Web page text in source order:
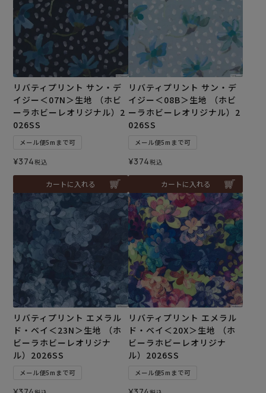
リバティプリント サン・デ
イジー＜07N＞生地 （ホビ
ーラホビーレオリジナル）2
026SS
メール便5mまで可
¥374税込
カートに入れる
リバティプリント サン・デ
イジー＜08B＞生地 （ホビ
ーラホビーレオリジナル）2
026SS
メール便5mまで可
¥374税込
カートに入れる
リバティプリント エメラル
ド・ベイ＜23N＞生地 （ホ
ビーラホビーレオリジナ
ル）2026SS
メール便5mまで可
リバティプリント エメラル
ド・ベイ＜20X＞生地 （ホ
ビーラホビーレオリジナ
ル）2026SS
メール便5mまで可